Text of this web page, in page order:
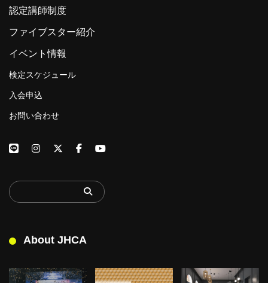
認定講師制度
ファイブスター紹介
イベント情報
検定スケジュール
入会申込
お問い合わせ
About JHCA